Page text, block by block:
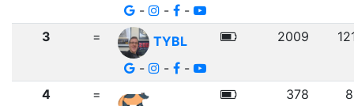
-
- -
3 =
TYBL
-
- -
2009
4
=
378